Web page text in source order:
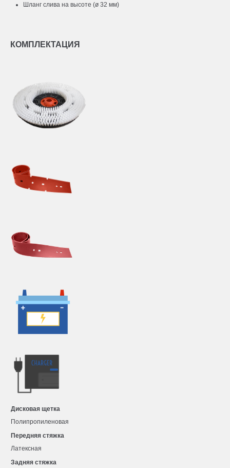
Шланг слива на высоте (ø 32 мм)
КОМПЛЕКТАЦИЯ
Дисковая щетка
Полипропиленовая
Передняя стяжка
Латексная
Задняя стяжка